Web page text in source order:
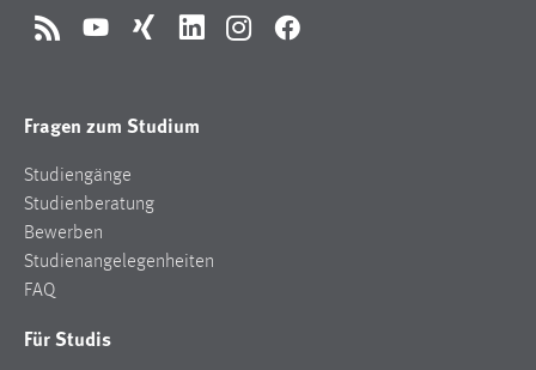
RSS YouTubeXing LinkedInInstagramFacebook
Fragen zum Studium
Studiengänge
Studienberatung
Bewerben
Studienangelegenheiten
FAQ
Für Studis